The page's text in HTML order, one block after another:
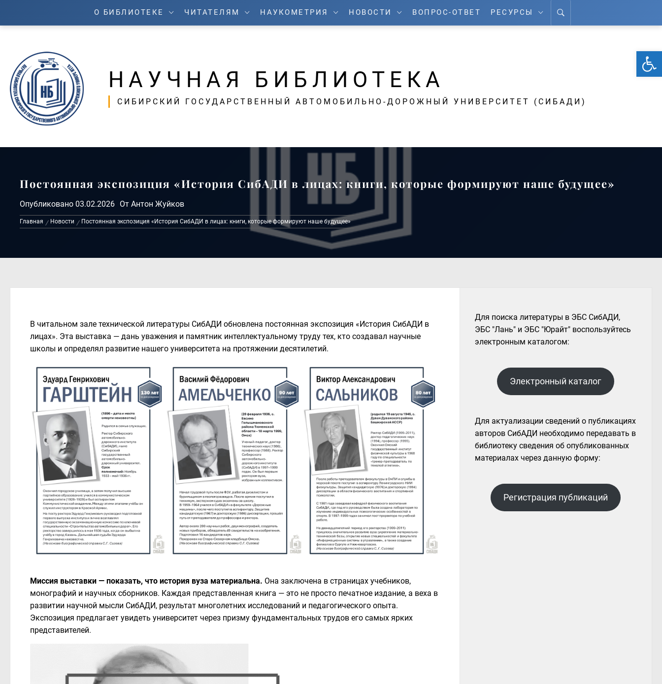
О БИБЛИОТЕКЕ ЧИТАТЕЛЯМ НАУКОМЕТРИЯ НОВОСТИ ВОПРОС-ОТВЕТ РЕСУРСЫ
НАУЧНАЯ БИБЛИОТЕКА
СИБИРСКИЙ ГОСУДАРСТВЕННЫЙ АВТОМОБИЛЬНО-ДОРОЖНЫЙ УНИВЕРСИТЕТ (СИБАДИ)
Постоянная экспозиция «История СибАДИ в лицах: книги, которые формируют наше будущее»
Опубликовано 03.02.2026 От Антон Жуйков
Главная Новости Постоянная экспозиция «История СибАДИ в лицах: книги, которые формируют наше будущее»
В читальном зале технической литературы СибАДИ обновлена постоянная экспозиция «История СибАДИ в
лицах». Эта выставка — дань уважения и памятник интеллектуальному труду тех, кто создавал научные
школы и определял развитие нашего университета на протяжении десятилетий.
Миссия выставки — показать, что история вуза материальна. Она заключена в страницах учебников,
монографий и научных сборников. Каждая представленная книга — это не просто печатное издание, а веха в
развитии научной мысли СибАДИ, результат многолетних исследований и педагогического опыта.
Экспозиция предлагает увидеть университет через призму фундаментальных трудов его самых ярких
представителей.
Для поиска литературы в ЭБС СибАДИ,
ЭБС "Лань" и ЭБС "Юрайт" воспользуйтесь
электронным каталогом:
Электронный каталог
Для актуализации сведений о публикациях
авторов СибАДИ необходимо передавать в
библиотеку сведения об опубликованных
материалах через данную форму:
Регистрация публикаций